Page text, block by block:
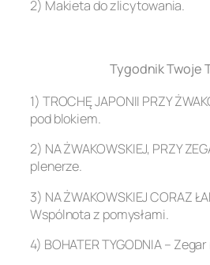
2) Makieta do zlicytowania.
Tygodnik Twoje
1) TROCHĘ JAPONII PRZY
pod blokiem.
2) NA ŻWAKOWSKIEJ, PRZY
plenerze.
3) NA ŻWAKOWSKIEJ CORAZ
Wspólnota z pomysłami.
4) BOHATER TYGODNIA –